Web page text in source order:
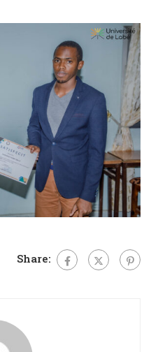
Share: